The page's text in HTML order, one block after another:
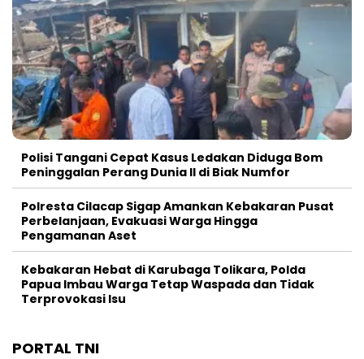
Polisi Tangani Cepat Kasus Ledakan Diduga Bom
Peninggalan Perang Dunia II di Biak Numfor
Polresta Cilacap Sigap Amankan Kebakaran Pusat
Perbelanjaan, Evakuasi Warga Hingga
Pengamanan Aset
Kebakaran Hebat di Karubaga Tolikara, Polda
Papua Imbau Warga Tetap Waspada dan Tidak
Terprovokasi Isu
PORTAL TNI